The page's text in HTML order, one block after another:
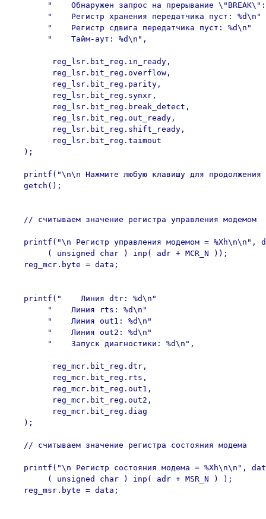
"    Обнаружен запрос на прерывание
        "    Регистр хранения передатчика пуст: %d\n"
        "    Регистр сдвига передатчика пуст: %d\n"
        "    Тайм-аут: %d\n",
         reg_lsr.bit_reg.in_ready,
         reg_lsr.bit_reg.overflow,
         reg_lsr.bit_reg.parity,
         reg_lsr.bit_reg.synxr,
         reg_lsr.bit_reg.break_detect,
         reg_lsr.bit_reg.out_ready,
         reg_lsr.bit_reg.shift_ready,
         reg_lsr.bit_reg.taimout
   );
printf("\n\n Нажмите любую клавишу для продолжения
   getch();
   // считываем значение регистра управления модемом
printf("\n Регистр управления модемом = %Xh\n\n",
        ( unsigned char ) inp( adr + MCR_N ));
   reg_mcr.byte = data;
   printf("    Линия dtr: %d\n"
        "    Линия rts: %d\n"
        "    Линия out1: %d\n"
        "    Линия out2: %d\n"
        "    Запуск диагностики: %d\n",
         reg_mcr.bit_reg.dtr,
         reg_mcr.bit_reg.rts,
         reg_mcr.bit_reg.out1,
         reg_mcr.bit_reg.out2,
         reg_mcr.bit_reg.diag
   );
   // считываем значение регистра состояния модема
printf("\n Регистр состояния модема = %Xh\n\n",
        ( unsigned char ) inp( adr + MSR_N ) );
   reg_msr.byte = data;